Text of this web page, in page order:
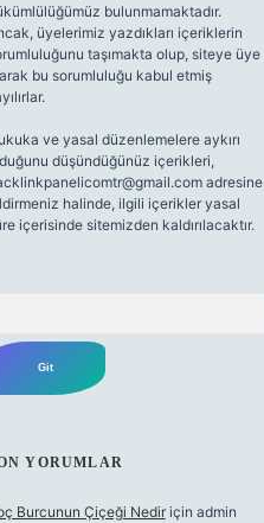
bulunmamaktadır.
üyelerimiz yazdıkları içeriklerin
taşımakta olup, siteye üye
bu sorumluluğu kabul etmiş
ve yasal düzenlemelere aykırı
düşündüğünüz içerikleri,
adresine
halinde, ilgili içerikler yasal
içerisinde sitemizden kaldırılacaktır.
YORUMLAR
Burcunun Çiçeği Nediriçin admin